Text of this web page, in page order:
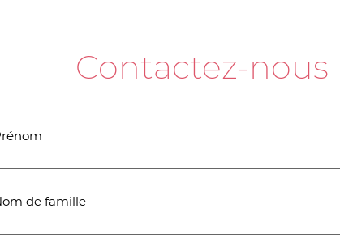
Contactez-nous
de famille